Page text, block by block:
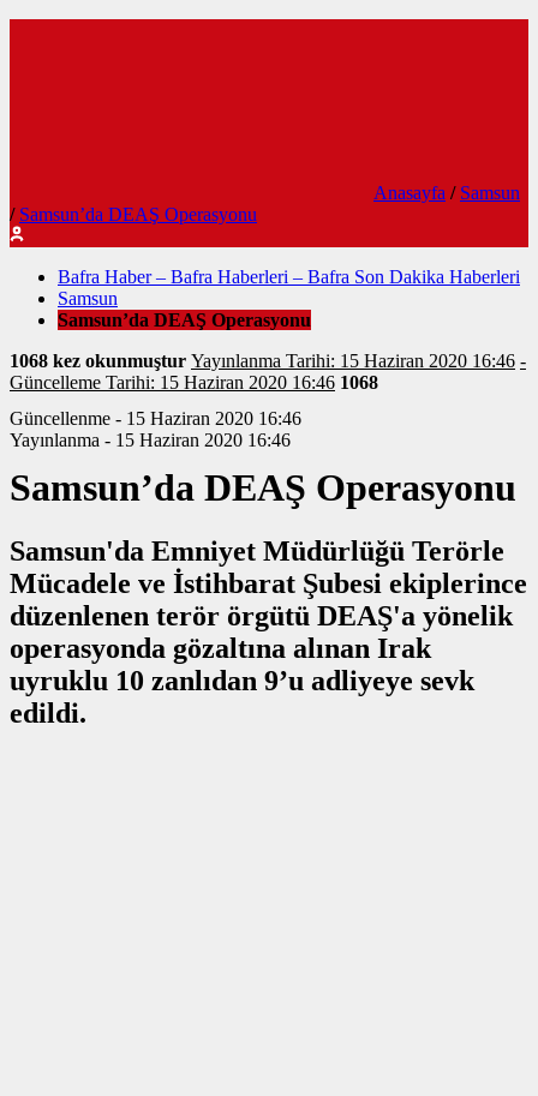
Anasayfa / Samsun
/ Samsun’da DEAŞ Operasyonu
Bafra Haber – Bafra Haberleri – Bafra Son Dakika Haberleri
Samsun
Samsun’da DEAŞ Operasyonu
1068 kez okunmuştur Yayınlanma Tarihi: 15 Haziran 2020 16:46 -
Güncelleme Tarihi: 15 Haziran 2020 16:46 1068
Güncellenme - 15 Haziran 2020 16:46
Yayınlanma - 15 Haziran 2020 16:46
Samsun’da DEAŞ Operasyonu
Samsun'da Emniyet Müdürlüğü Terörle
Mücadele ve İstihbarat Şubesi ekiplerince
düzenlenen terör örgütü DEAŞ'a yönelik
operasyonda gözaltına alınan Irak
uyruklu 10 zanlıdan 9’u adliyeye sevk
edildi.